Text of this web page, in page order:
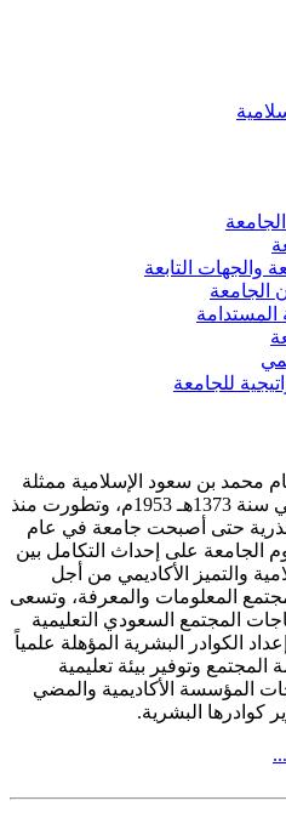
والجهات التابعة
الجامعة
المستدامة
للجامعة
محمد بن سعود الإسلامية ممثلة
في كلية الشريعة في سنة 1373هـ 1953م، وتطورت منذ
حتى أصبحت جامعة في عام
، وتقوم الجامعة على إحداث التكامل بين
والتميز الأكاديمي من أجل
المعلومات والمعرفة، وتسعى
المجتمع السعودي التعليمية
الكوادر البشرية المؤهلة علمياً
المجتمع وتوفير بيئة تعليمية
المؤسسة الأكاديمية والمضي
كوادرها البشرية.